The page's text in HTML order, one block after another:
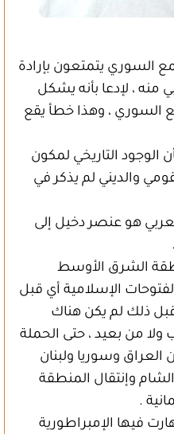
السوري يتمتعون بإرادة
منه ، لإدعا بأنه يشكل
السوري ، وهذا خطأ يقع
الوجود التاريخي لمكون
والديني لم يذكر في
هو عنصر دخيل إلى
الشرق الأوسط
الإسلامية أي قبل
قبل ذلك لم يكن هناك
من بعيد ، حتى الحملة
وسوريا ولبنان
وإنتقال المنطقة
.
فيها الإمبراطورية